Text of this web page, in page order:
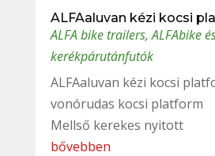
ALFAaluvan kézi kocsi
ALFA bike trailers,ALFAbike
kerékpárutánfutók
ALFAaluvan kézi kocsi
vonórudas kocsi platform
Mellső kerekes nyitott
bővebben